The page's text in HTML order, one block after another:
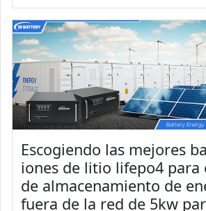
Escogiendo las mejores
iones de litio lifepo4 para
de almacenamiento de
fuera de la red de 5kw